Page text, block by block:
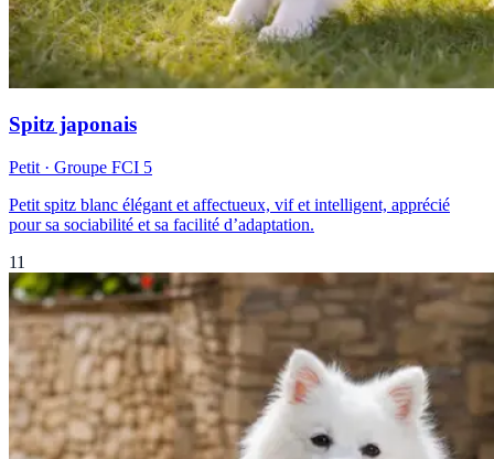
Spitz japonais
Petit · Groupe FCI 5
Petit spitz blanc élégant et affectueux, vif et intelligent, apprécié
pour sa sociabilité et sa facilité d’adaptation.
11